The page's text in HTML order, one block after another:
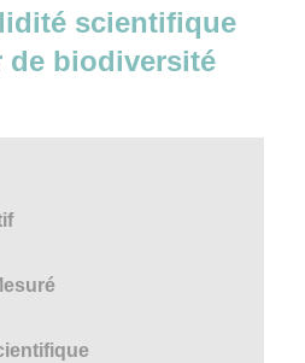
scientifique
de biodiversité